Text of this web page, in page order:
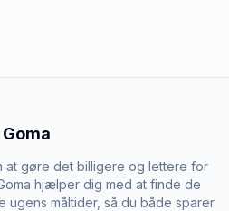
Goma
at gøre det billigere og lettere for
hjælper dig med at finde de
måltider, så du både sparer